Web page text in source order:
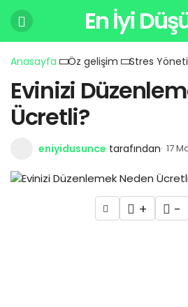
En İyi
Anasayfa Öz gelişim Stres
Evinizi
Ücretli?
eniyidusunce tarafından 17
+ -